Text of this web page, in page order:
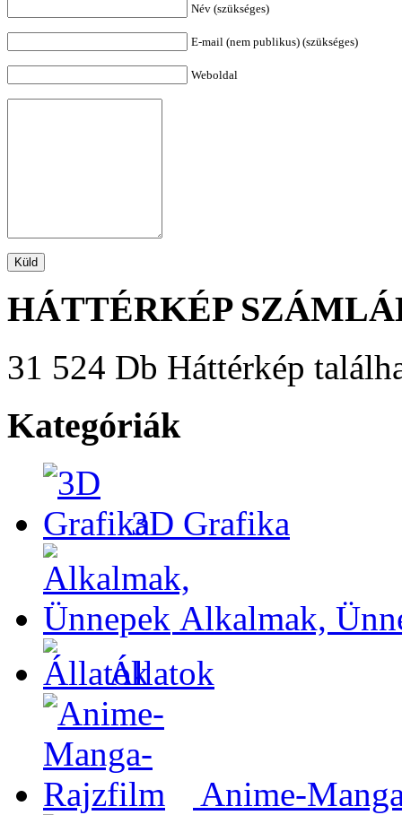
Név (szükséges)
E-mail (nem publikus) (szükséges)
Weboldal
HÁTTÉRKÉP
31 524 Db Háttérkép
Kategóriák
3D Grafika
Alkalmak,
Állatok
Anime-